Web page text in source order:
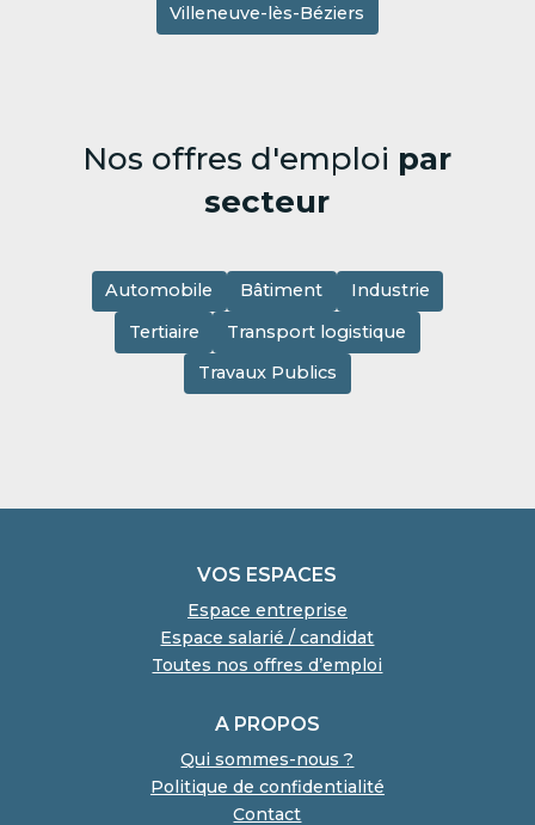
Villeneuve-lès-Béziers
Nos offres d'emploi par
secteur
Automobile Bâtiment
Industrie
Tertiaire
Transport logistique
Travaux Publics
VOS ESPACES
Espace entreprise
Espace salarié / candidat
Toutes nos offres d’emploi
A PROPOS
Qui sommes-nous ?
Politique de confidentialité
Contact